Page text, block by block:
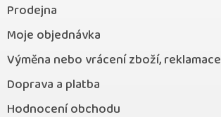
Prodejna
Moje objednávka
Výměna nebo vrácení zboží, reklamace
Doprava a platba
Hodnocení obchodu